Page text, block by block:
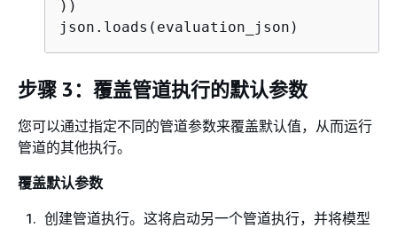
))
json.loads(evaluation_json)
步骤 3：覆盖管道执行的默认参数
您可以通过指定不同的管道参数来覆盖默认值，从而运行
管道的其他执行。
覆盖默认参数
创建管道执行。这将启动另一个管道执行，并将模型